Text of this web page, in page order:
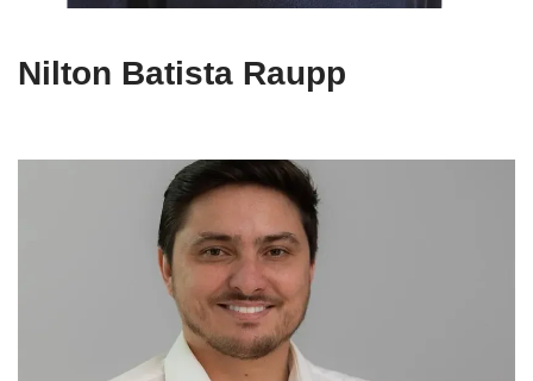
Nilton Batista Raupp